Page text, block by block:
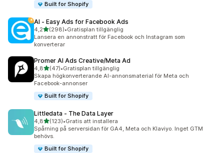
Built for Shopify
AI ‑ Easy Ads for Facebook Ads
4,2av 5 stjärnor
(298)
298 recensioner totalt
•Gratisplan tillgänglig
Lansera en annonstratt för Facebook och Instagram som
konverterar
Promer AI Ads Creative/Meta Ad
4,8av 5 stjärnor
(47)
47 recensioner totalt
•Gratisplan tillgänglig
Skapa högkonverterande AI-annonsmaterial för Meta och
Facebook-annonser
Built for Shopify
Littledata ‑ The Data Layer
4,8av 5 stjärnor
(123)
123 recensioner totalt
•Gratis att installera
Spårning på serversidan för GA4, Meta och Klaviyo. Inget GTM
behövs.
Built for Shopify